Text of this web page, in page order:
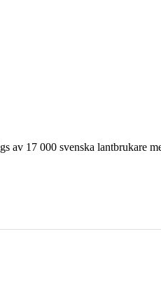
av 17 000 svenska lantbrukare